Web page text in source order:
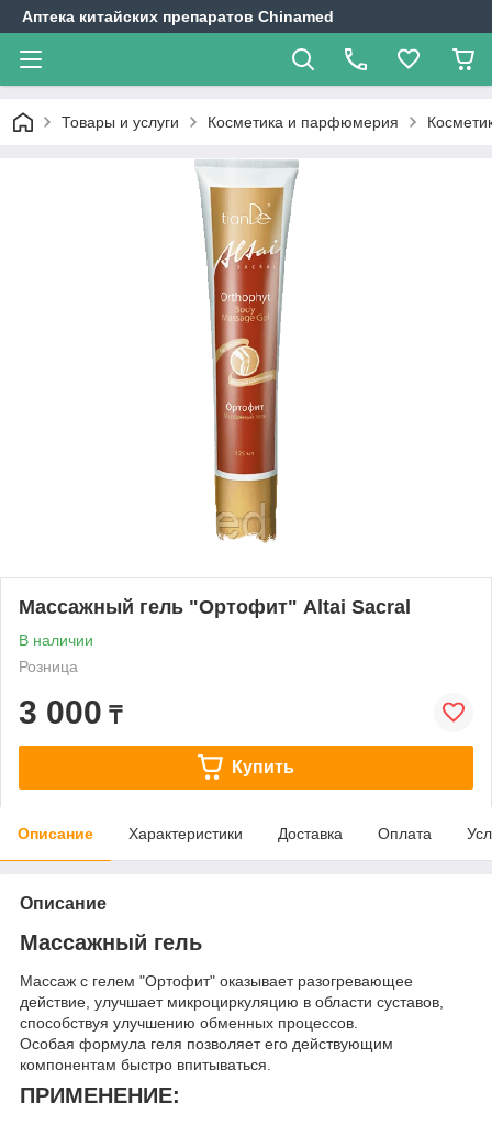
Аптека китайских препаратов Chinamed
Товары и услуги Косметика и парфюмерия
Массажный гель "Ортофит" Altai Sacral
В наличии
Розница
3 000 ₸
Купить
Описание Характеристики Доставка Оплата
Описание
Массажный гель
Массаж с гелем "Ортофит" оказывает разогревающее
действие, улучшает микроциркуляцию в области суставов,
способствуя улучшению обменных процессов.
Особая формула геля позволяет его действующим
компонентам быстро впитываться.
ПРИМЕНЕНИЕ: